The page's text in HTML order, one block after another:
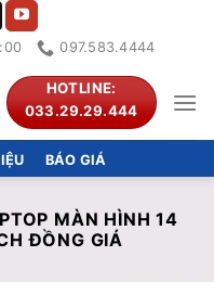
097.583.4444
HOTLINE:
033.29.29.444
BÁO GIÁ
MÀN HÌNH 14
ĐỒNG GIÁ